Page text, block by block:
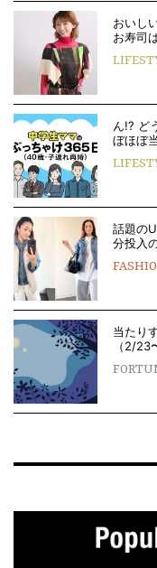
おいし
お寿司
ん!? ど
ぼほぼ
話題の
分投入
当たり
（2/23